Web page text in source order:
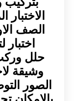
الصف
حلل
وشيقة
الصور